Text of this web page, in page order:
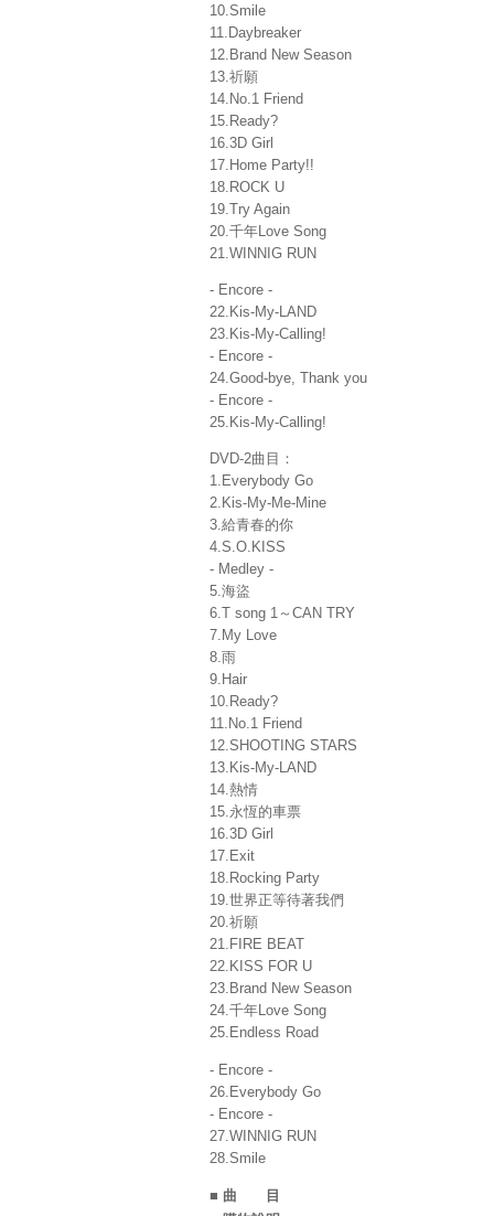
10.Smile
11.Daybreaker
12.Brand New Season
13.祈願
14.No.1 Friend
15.Ready?
16.3D Girl
17.Home Party!!
18.ROCK U
19.Try Again
20.千年Love Song
21.WINNIG RUN
- Encore -
22.Kis-My-LAND
23.Kis-My-Calling!
- Encore -
24.Good-bye, Thank you
- Encore -
25.Kis-My-Calling!
DVD-2曲目：
1.Everybody Go
2.Kis-My-Me-Mine
3.給青春的你
4.S.O.KISS
- Medley -
5.海盜
6.T song 1～CAN TRY
7.My Love
8.雨
9.Hair
10.Ready?
11.No.1 Friend
12.SHOOTING STARS
13.Kis-My-LAND
14.熱情
15.永恆的車票
16.3D Girl
17.Exit
18.Rocking Party
19.世界正等待著我們
20.祈願
21.FIRE BEAT
22.KISS FOR U
23.Brand New Season
24.千年Love Song
25.Endless Road
- Encore -
26.Everybody Go
- Encore -
27.WINNIG RUN
28.Smile
■ 曲 目